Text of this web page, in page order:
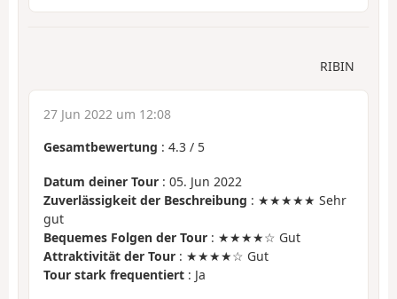
RIBIN
27 Jun 2022 um 12:08
Gesamtbewertung : 4.3 / 5
Datum deiner Tour : 05. Jun 2022
Zuverlässigkeit der Beschreibung : ★★★★★ Sehr
gut
Bequemes Folgen der Tour : ★★★★☆ Gut
Attraktivität der Tour : ★★★★☆ Gut
Tour stark frequentiert : Ja